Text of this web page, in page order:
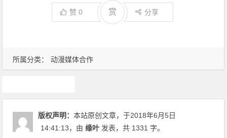
所属分类： 动漫媒体合作
赞0 赏 分享
版权声明：本站原创文章，于2018年6月5日
14:41:13，由缘叶 发表，共 1331 字。